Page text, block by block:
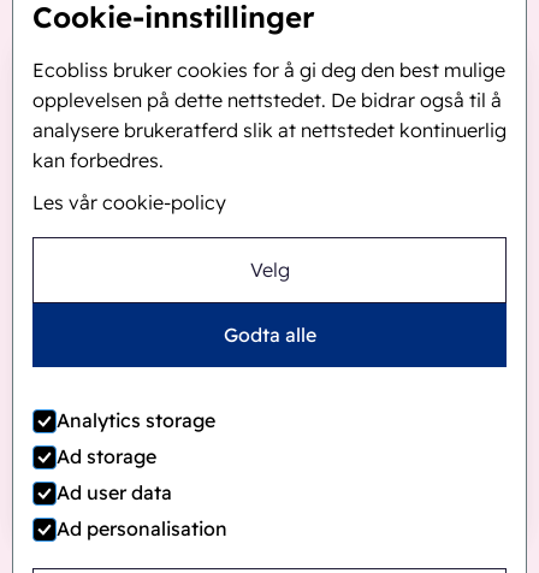
Cookie-innstillinger
Ecobliss bruker cookies for å gi deg den best mulige
opplevelsen på dette nettstedet. De bidrar også til å
analysere brukeratferd slik at nettstedet kontinuerlig
kan forbedres.
Les vår cookie-policy
Velg
Godta alle
Analytics storage
Ad storage
Ad user data
Ad personalisation